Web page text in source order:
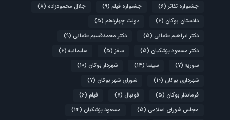
جشنواره تئاتر (6) جشنواره فیلم (9) جلال محمودزاده (8)
دادستان بوکان (6) دولت چهاردهم (5)
دکتر ابراهیم عثمانی (5) دکتر محمدقسیم عثمانی (9)
دکتر مسعود پزشکیان (5) سقز (5) سلیمانیه (6)
سوریه (7) سینما (14) شهردار بوکان (10)
شهرداری بوکان (10) شورای شهر بوکان (7)
فرماندار بوکان (5) فوتبال (7) فیلم (6)
مجلس شورای اسلامی (5) مسعود پزشکیان (14)